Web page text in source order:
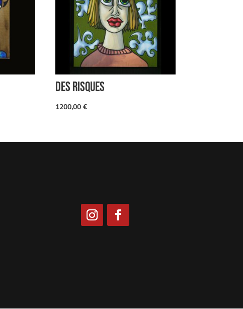
DES RISQUES
1200,00€
Personnalisez vos préférences pour contrôler la manière dont